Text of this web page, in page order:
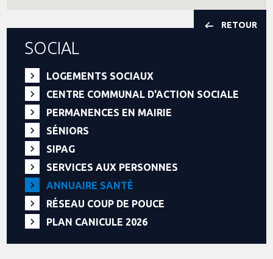
RETOUR
SOCIAL
LOGEMENTS SOCIAUX
CENTRE COMMUNAL D'ACTION SOCIALE
PERMANENCES EN MAIRIE
SÉNIORS
SIPAG
SERVICES AUX PERSONNES
ANNUAIRE SANTÉ
RÉSEAU COUP DE POUCE
PLAN CANICULE 2026